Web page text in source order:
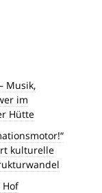
Musik,
im
Hütte
kulturelle
Hof